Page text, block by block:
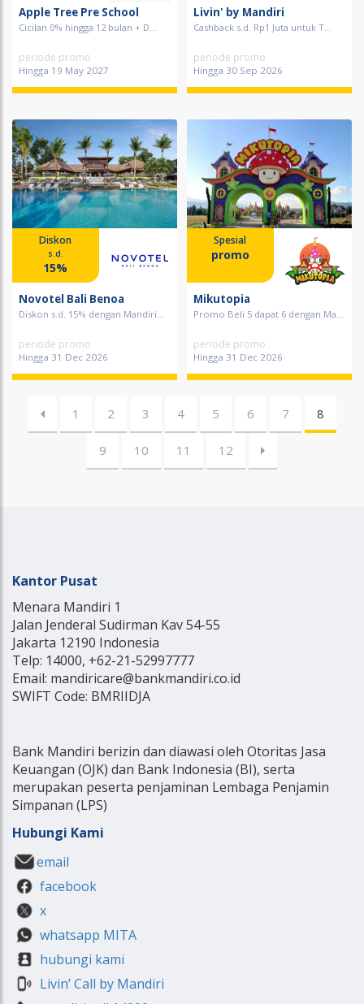
Apple Tree Pre School
Cicilan 0% hingga 12 bulan + D...
periode promo
Hingga 19 May 2027
Livin' by Mandiri
Cashback s.d. Rp1 Juta untuk T...
periode promo
Hingga 30 Sep 2026
Diskon
s.d.
15%
Novotel Bali Benoa
Diskon s.d. 15% dengan Mandiri...
periode promo
Hingga 31 Dec 2026
Spesial
promo
Mikutopia
Promo Beli 5 dapat 6 dengan Ma...
periode promo
Hingga 31 Dec 2026
1 2 3 4 5 6 7 8
9 10 11 12
Kantor Pusat
Menara Mandiri 1
Jalan Jenderal Sudirman Kav 54-55
Jakarta 12190 Indonesia
Telp: 14000, +62-21-52997777
Email: mandiricare@bankmandiri.co.id
SWIFT Code: BMRIIDJA
Bank Mandiri berizin dan diawasi oleh Otoritas Jasa
Keuangan (OJK) dan Bank Indonesia (BI), serta
merupakan peserta penjaminan Lembaga Penjamin
Simpanan (LPS)
Hubungi Kami
email
facebook
x
whatsapp MITA
hubungi kami
Livin’ Call by Mandiri